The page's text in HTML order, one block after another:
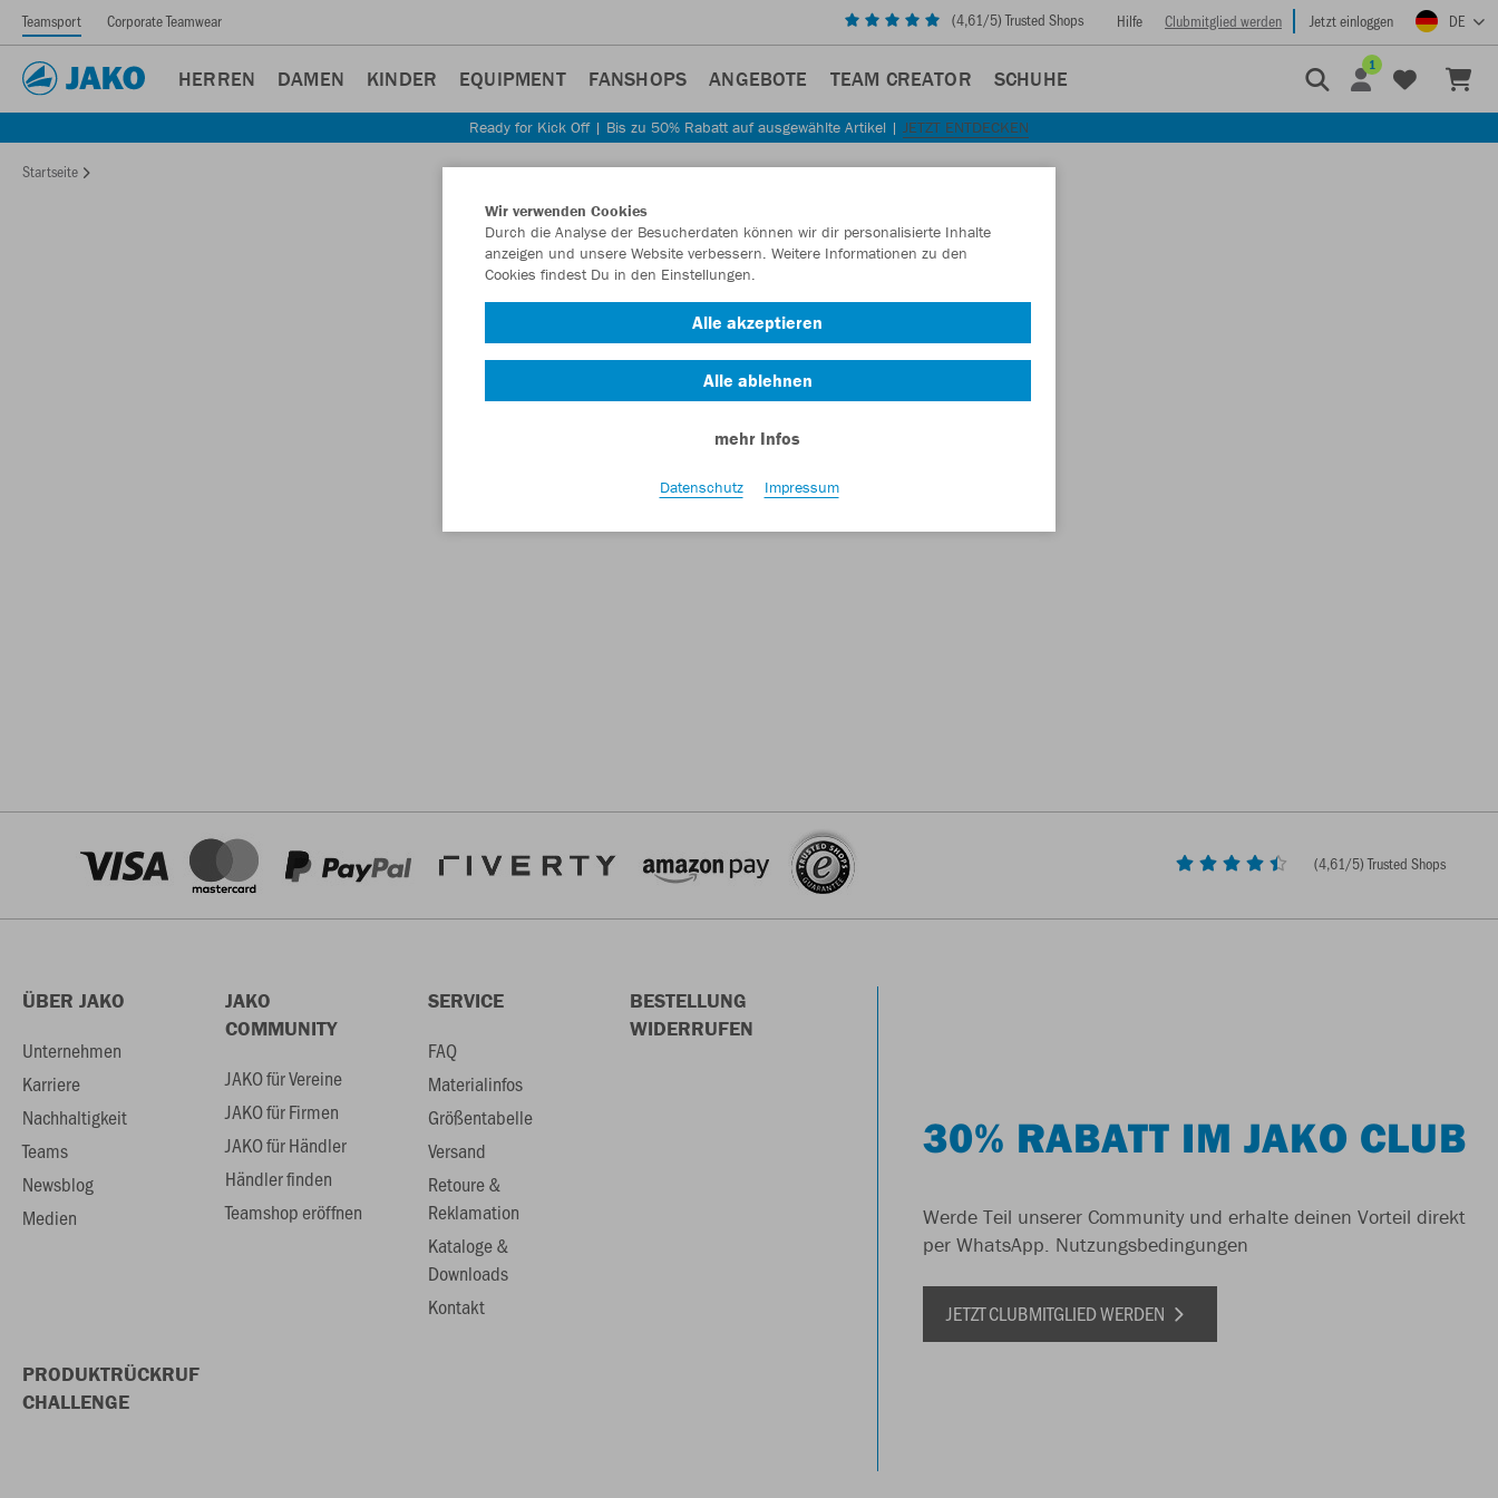
Teamsport Corporate Teamwear (4,61/5) Trusted Shops Hilfe Clubmitglied werden Jetzt einloggen DE
HERREN DAMEN KINDER EQUIPMENT FANSHOPS ANGEBOTE TEAM CREATOR SCHUHE
1
Ready for Kick Off | Bis zu 50% Rabatt auf ausgewählte Artikel | JETZT ENTDECKEN
Startseite
(4,61/5) Trusted Shops
ÜBER JAKO
Unternehmen
Karriere
Nachhaltigkeit
Teams
Newsblog
Medien
JAKO
COMMUNITY
JAKO für Vereine
JAKO für Firmen
JAKO für Händler
Händler finden
Teamshop eröffnen
SERVICE
FAQ
Materialinfos
Größentabelle
Versand
Retoure &
Reklamation
Kataloge &
Downloads
Kontakt
BESTELLUNG
WIDERRUFEN
PRODUKTRÜCKRUF
CHALLENGE
30% RABATT IM JAKO CLUB
Werde Teil unserer Community und erhalte deinen Vorteil direkt
per WhatsApp. Nutzungsbedingungen
JETZT CLUBMITGLIED WERDEN
Wir verwenden Cookies
Durch die Analyse der Besucherdaten können wir dir personalisierte Inhalte
anzeigen und unsere Website verbessern. Weitere Informationen zu den
Cookies findest Du in den Einstellungen.
Alle akzeptieren
Alle ablehnen
mehr Infos
Datenschutz Impressum